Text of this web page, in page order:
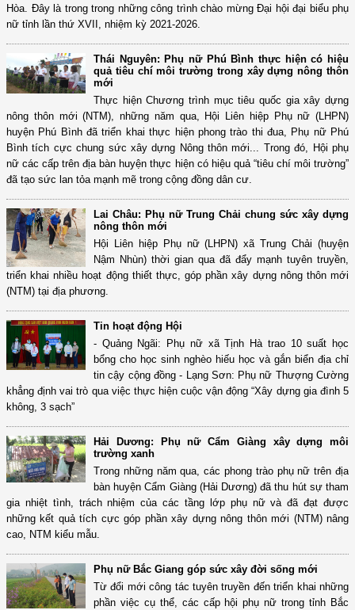
Hòa. Đây là trong trong những công trình chào mừng Đại hội đại biểu phụ
nữ tỉnh lần thứ XVII, nhiệm kỳ 2021-2026.
Thái Nguyên: Phụ nữ Phú Bình thực hiện có hiệu
quả tiêu chí môi trường trong xây dựng nông thôn
mới
Thực hiện Chương trình mục tiêu quốc gia xây dựng
nông thôn mới (NTM), những năm qua, Hội Liên hiệp Phụ nữ (LHPN)
huyện Phú Bình đã triển khai thực hiện phong trào thi đua, Phụ nữ Phú
Bình tích cực chung sức xây dựng Nông thôn mới... Trong đó, Hội phụ
nữ các cấp trên địa bàn huyện thực hiện có hiệu quả “tiêu chí môi trường”
đã tạo sức lan tỏa mạnh mẽ trong cộng đồng dân cư.
Lai Châu: Phụ nữ Trung Chải chung sức xây dựng
nông thôn mới
Hội Liên hiệp Phụ nữ (LHPN) xã Trung Chải (huyện
Nậm Nhùn) thời gian qua đã đẩy mạnh tuyên truyền,
triển khai nhiều hoạt động thiết thực, góp phần xây dựng nông thôn mới
(NTM) tại địa phương.
Tin hoạt động Hội
- Quảng Ngãi: Phụ nữ xã Tịnh Hà trao 10 suất học
bổng cho học sinh nghèo hiếu học và gắn biển địa chỉ
tin cậy cộng đồng - Lạng Sơn: Phụ nữ Thượng Cường
khẳng định vai trò qua việc thực hiện cuộc vận động “Xây dựng gia đình 5
không, 3 sạch”
Hải Dương: Phụ nữ Cẩm Giàng xây dựng môi
trường xanh
Trong những năm qua, các phong trào phụ nữ trên địa
bàn huyện Cẩm Giàng (Hải Dương) đã thu hút sự tham
gia nhiệt tình, trách nhiệm của các tầng lớp phụ nữ và đã đạt được
những kết quả tích cực góp phần xây dựng nông thôn mới (NTM) nâng
cao, NTM kiểu mẫu.
Phụ nữ Bắc Giang góp sức xây đời sống mới
Từ đổi mới công tác tuyên truyền đến triển khai những
phần việc cụ thể, các cấp hội phụ nữ trong tỉnh Bắc